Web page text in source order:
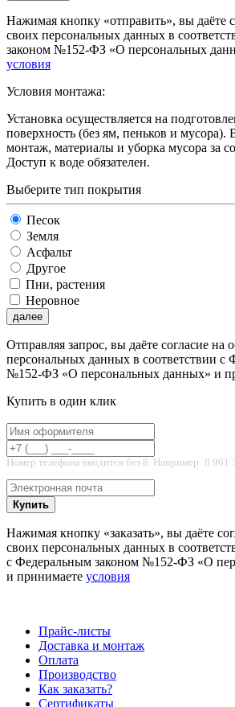
Нажимая кнопку «отправить», вы даёте
своих персональных данных в
законом №152-ФЗ «О персональных
условия
Условия монтажа:
Установка осуществляется на
поверхность (без ям, пеньков и мусора).
монтаж, материалы и уборка мусора за
Доступ к воде обязателен.
Выберите тип покрытия
Песок
Земля
Асфальт
Другое
Пни, растения
Неровное
далее
Отправляя запрос, вы даёте согласие на
персональных данных в соответствии с
№152-ФЗ «О персональных данных» и
Купить в один клик
Номер телефона вводится без 8. Например: 8 961
Купить
Нажимая кнопку «заказать», вы даёте
своих персональных данных в
с Федеральным законом №152-ФЗ «О
и принимаете условия
Прайс-листы
Доставка и монтаж
Оплата
Производство
Как заказать?
Сертификаты